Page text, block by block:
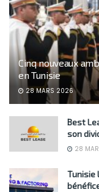
Cinq nouveaux
en Tunisie
28 MARS 2026
Best
son
28
Tunisie